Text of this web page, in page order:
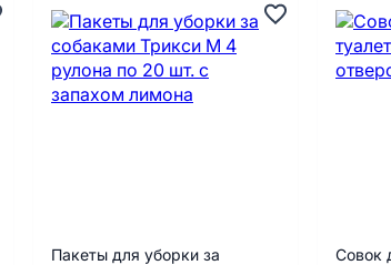
Пакеты для уборки за
Совок